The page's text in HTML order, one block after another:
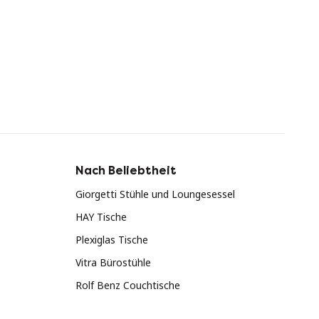
Nach Beliebtheit
Giorgetti Stühle und Loungesessel
HAY Tische
Plexiglas Tische
Vitra Bürostühle
Rolf Benz Couchtische